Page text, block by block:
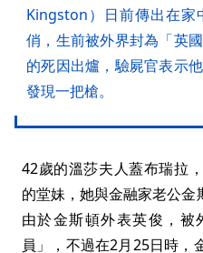
Kingston）日前傳出在家
俏，生前被外界封為「英
的死因出爐，驗屍官表示
發現一把槍。
42歲的溫莎夫人蓋布瑞拉
的堂妹，她與金融家老公金
由於金斯頓外表英俊，被
員」，不過在2月25日時，